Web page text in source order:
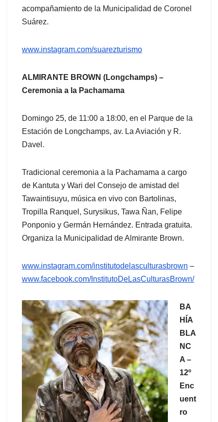
acompañamiento de la Municipalidad de Coronel
Suárez.
www.instagram.com/suarezturismo
ALMIRANTE BROWN (Longchamps) –
Ceremonia a la Pachamama
Domingo 25, de 11:00 a 18:00, en el Parque de la
Estación de Longchamps, av. La Aviación y R.
Davel.
Tradicional ceremonia a la Pachamama a cargo
de Kantuta y Wari del Consejo de amistad del
Tawaintisuyu, música en vivo con Bartolinas,
Tropilla Ranquel, Surysikus, Tawa Ñan, Felipe
Ponponio y Germán Hernández. Entrada gratuita.
Organiza la Municipalidad de Almirante Brown.
www.instagram.com/institutodelasculturasbrown –
www.facebook.com/InstitutoDeLasCulturasBrown/
BA
HÍA
BLA
NC
A –
12º
Enc
uent
ro